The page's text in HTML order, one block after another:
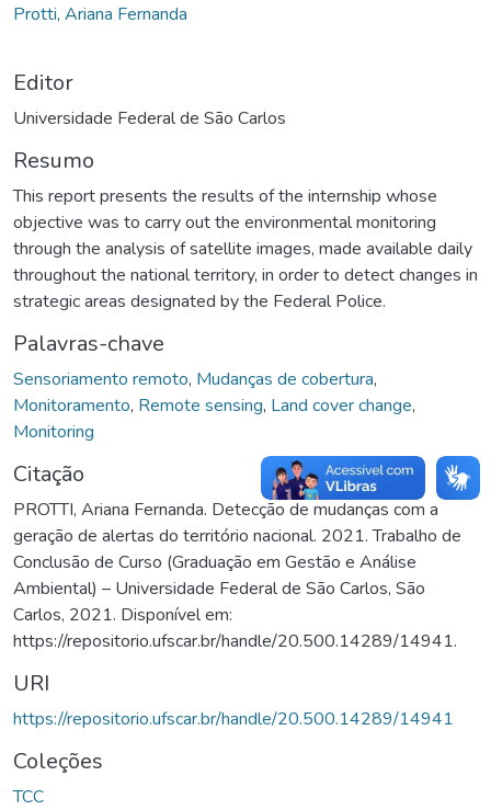
Protti, Ariana Fernanda
Editor
Universidade Federal de São Carlos
Resumo
This report presents the results of the internship whose
objective was to carry out the environmental monitoring
through the analysis of satellite images, made available daily
throughout the national territory, in order to detect changes in
strategic areas designated by the Federal Police.
Palavras-chave
Sensoriamento remoto, Mudanças de cobertura,
Monitoramento, Remote sensing, Land cover change,
Monitoring
Citação
PROTTI, Ariana Fernanda. Detecção de mudanças com a
geração de alertas do território nacional. 2021. Trabalho de
Conclusão de Curso (Graduação em Gestão e Análise
Ambiental) – Universidade Federal de São Carlos, São
Carlos, 2021. Disponível em:
https://repositorio.ufscar.br/handle/20.500.14289/14941.
URI
https://repositorio.ufscar.br/handle/20.500.14289/14941
Coleções
TCC